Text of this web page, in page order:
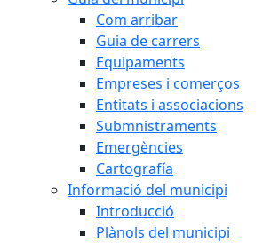
Com arribar
Guia de carrers
Equipaments
Empreses i comerços
Entitats i associacions
Submnistraments
Emergències
Cartografía
Informació del municipi
Introducció
Plànols del municipi